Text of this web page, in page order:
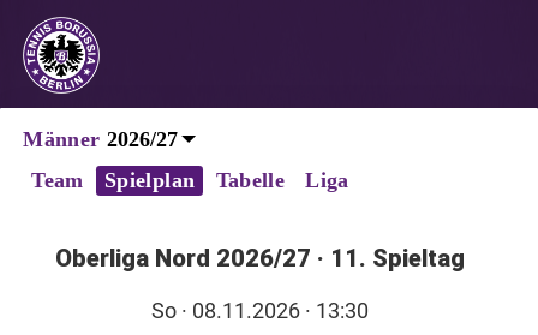
Männer
Team
Spielplan Tabelle Liga
Oberliga Nord 2026/27 · 11. Spieltag
So · 08.11.2026 · 13:30